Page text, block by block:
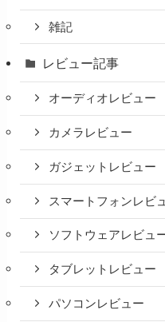
雑記
レビュー記事
オーディオレビュー
カメラレビュー
ガジェットレビュー
スマートフォンレビ
ソフトウェアレビュ
タブレットレビュー
パソコンレビュー